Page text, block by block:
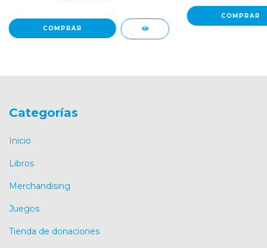
Categorías
Inicio
Libros
Merchandising
Juegos
Tienda de donaciones